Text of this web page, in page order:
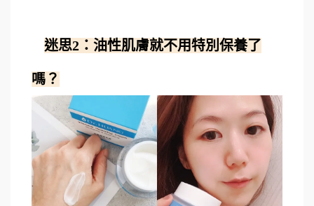
迷思2：油性肌膚就不用特別保養了
嗎？